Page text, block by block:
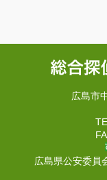
広島市
広島県公安委員